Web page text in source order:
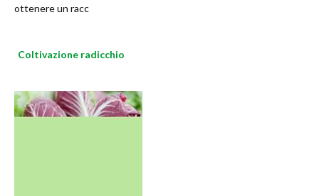
ottenere un racc
Coltivazione radicchio